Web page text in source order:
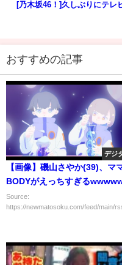
[乃木坂46！]久しぶりにテレ
おすすめの記事
デジ
【画像】磯山さやか(39)、マ
BODYがえっちすぎる
Source:
https://newmatosoku.com/feed/main/